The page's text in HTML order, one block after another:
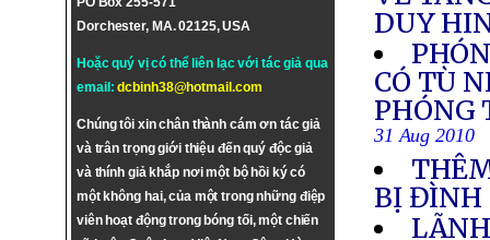
Dorchester, MA. 02125, USA
Hoặc quý vị có thể liên lạc với tác giả qua
email:dcbinh38@hotmail.com
Chúng tôi xin chân thành cám ơn tác giả
và trân trọng giới thiệu đến quý độc giả
và thính giả khắp nơi một bộ hồi ký có
một không hai, của một trong những điệp
viên hoạt động trong bóng tối, một chiến
DUY
CÓ TÙ
PHÓNG
31 Aug 2010
BỊ ĐÌNH